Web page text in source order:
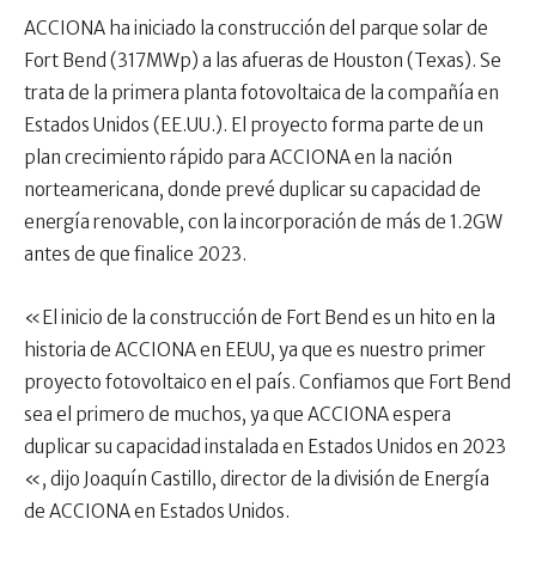
ACCIONA ha iniciado la construcción del parque solar de
Fort Bend (317MWp) a las afueras de Houston (Texas). Se
trata de la primera planta fotovoltaica de la compañía en
Estados Unidos (EE.UU.). El proyecto forma parte de un
plan crecimiento rápido para ACCIONA en la nación
norteamericana, donde prevé duplicar su capacidad de
energía renovable, con la incorporación de más de 1.2GW
antes de que finalice 2023.
«El inicio de la construcción de Fort Bend es un hito en la
historia de ACCIONA en EEUU, ya que es nuestro primer
proyecto fotovoltaico en el país. Confiamos que Fort Bend
sea el primero de muchos, ya que ACCIONA espera
duplicar su capacidad instalada en Estados Unidos en 2023
«, dijo Joaquín Castillo, director de la división de Energía
de ACCIONA en Estados Unidos.